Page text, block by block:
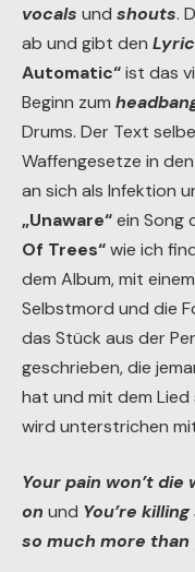
vocals und shouts.
ab und gibt den
Automatic“ist das
Beginn zum
Drums. Der Text
Waffengesetze in
an sich als Infektion
„Unaware“ein Song
Of Trees“wie ich
dem Album, mit
Selbstmord und die
das Stück aus der
geschrieben, die
hat und mit dem Lied
wird unterstrichen
Your pain won’t
on und You’re
so much more than